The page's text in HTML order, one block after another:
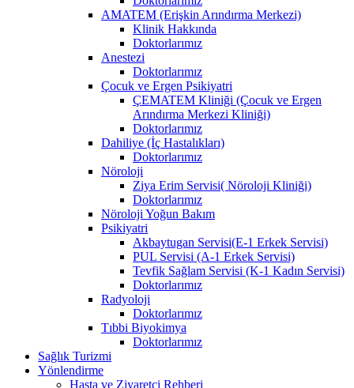
AMATEM (Erişkin Arındırma Merkezi)
Klinik Hakkında
Doktorlarımız
Anestezi
Doktorlarımız
Çocuk ve Ergen Psikiyatri
ÇEMATEM Kliniği (Çocuk ve Ergen
Arındırma Merkezi Kliniği)
Doktorlarımız
Dahiliye (İç Hastalıkları)
Doktorlarımız
Nöroloji
Ziya Erim Servisi( Nöroloji Kliniği)
Doktorlarımız
Nöroloji Yoğun Bakım
Psikiyatri
Akbaytugan Servisi(E-1 Erkek Servisi)
PUL Servisi (A-1 Erkek Servisi)
Tevfik Sağlam Servisi (K-1 Kadın Servisi)
Doktorlarımız
Radyoloji
Doktorlarımız
Tıbbi Biyokimya
Doktorlarımız
Sağlık Turizmi
Yönlendirme
Hasta ve Ziyaretçi Rehberi